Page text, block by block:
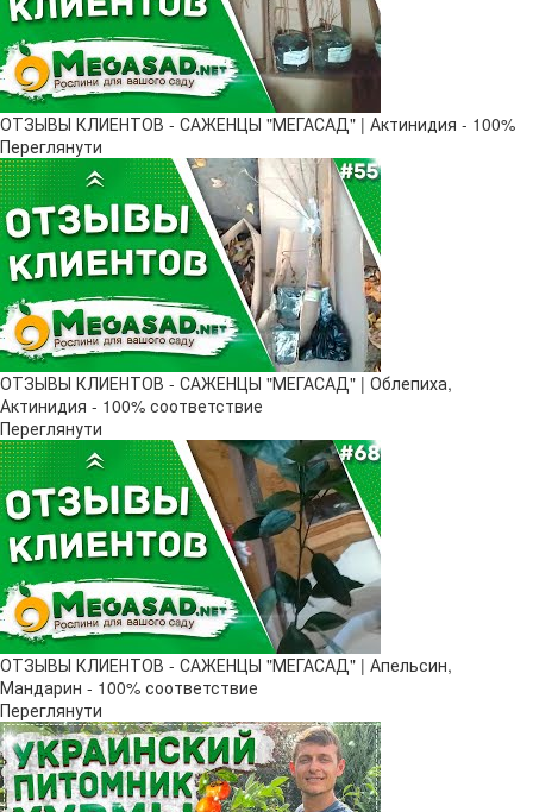
ОТЗЫВЫ КЛИЕНТОВ - САЖЕНЦЫ "МЕГАСАД" | Актинидия - 100%
Переглянути
ОТЗЫВЫ КЛИЕНТОВ - САЖЕНЦЫ "МЕГАСАД" | Облепиха,
Актинидия - 100% соответствие
Переглянути
ОТЗЫВЫ КЛИЕНТОВ - САЖЕНЦЫ "МЕГАСАД" | Апельсин,
Мандарин - 100% соответствие
Переглянути